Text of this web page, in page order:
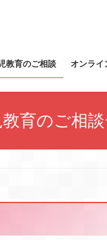
教育のご相談 オンライ
育のご相